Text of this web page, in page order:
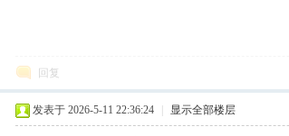
回复
发表于 2026-5-11 22:36:24 显示全部楼层